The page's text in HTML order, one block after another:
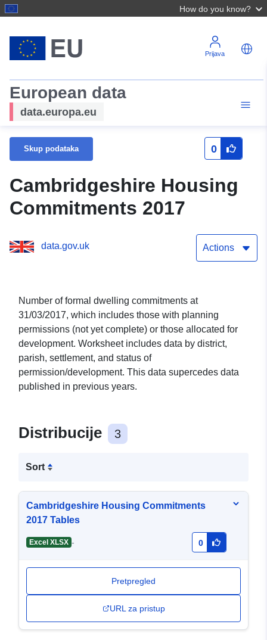
How do you know?
Prijava
European data
data.europa.eu
Skup podataka 0
Cambridgeshire Housing
Commitments 2017
data.gov.uk Actions
Number of formal dwelling commitments at
31/03/2017, which includes those with planning
permissions (not yet complete) or those allocated for
development. Worksheet includes data by district,
parish, settlement, and status of
permission/development. This data supercedes data
published in previous years.
Distribucije 3
Sort
Cambridgeshire Housing Commitments
2017 Tables
Excel XLSX - 0
Pretpregled
URL za pristup